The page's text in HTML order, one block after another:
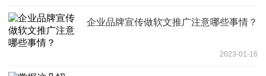
企业品牌宣传做软文推广注意哪些事情？
2023-01-16